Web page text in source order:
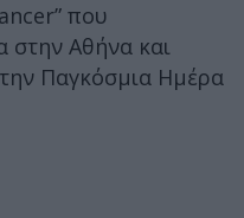
που
στην Αθήνα και
Παγκόσμια Ημέρα